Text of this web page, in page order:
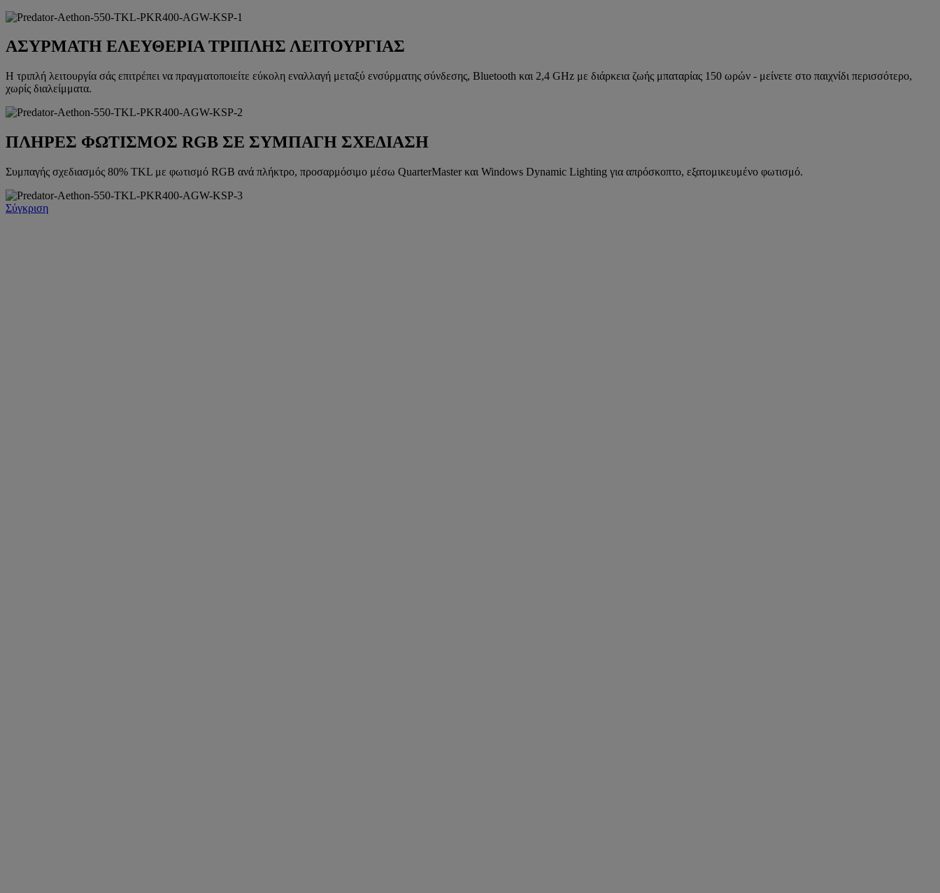
ΑΣΥΡΜΑΤΗ ΕΛΕΥΘΕΡΙΑ ΤΡΙΠΛΗΣ ΛΕΙΤΟΥΡΓΙΑΣ
Η τριπλή λειτουργία σάς επιτρέπει να πραγματοποιείτε εύκολη εναλλαγή μεταξύ ενσύρματης σύνδεσης, Bluetooth και 2,4 GHz με διάρκεια ζωής μπαταρίας 150 ωρών - μείνετε στο παιχνίδι περισσότερο,
χωρίς διαλείμματα.
ΠΛΗΡΕΣ ΦΩΤΙΣΜΟΣ RGB ΣΕ ΣΥΜΠΑΓΗ ΣΧΕΔΙΑΣΗ
Συμπαγής σχεδιασμός 80% TKL με φωτισμό RGB ανά πλήκτρο, προσαρμόσιμο μέσω QuarterMaster και Windows Dynamic Lighting για απρόσκοπτο, εξατομικευμένο φωτισμό.
Σύγκριση